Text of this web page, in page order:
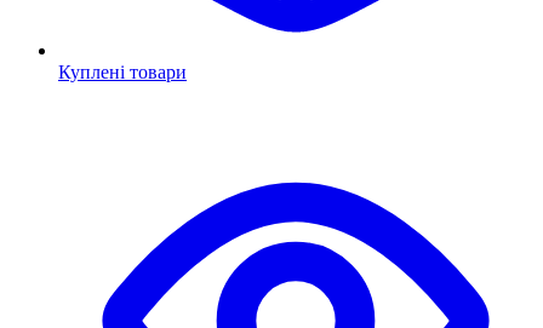
Куплені товари